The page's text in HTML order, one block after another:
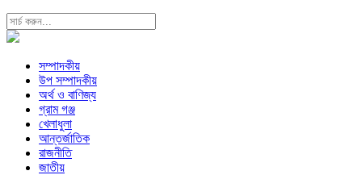
সম্পাদকীয়
উপ সম্পাদকীয়
অর্থ ও বাণিজ্য
গ্রাম গঞ্জ
খেলাধুলা
আন্তর্জাতিক
রাজনীতি
জাতীয়